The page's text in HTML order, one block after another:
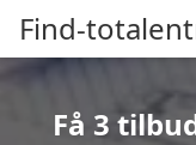
Find-
Få 3